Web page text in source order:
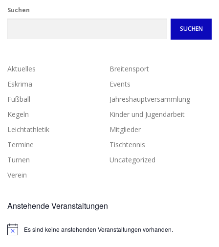
Suchen
SUCHEN
Aktuelles
Breitensport
Eskrima
Events
Fußball
Jahreshauptversammlung
Kegeln
Kinder und Jugendarbeit
Leichtathletik
Mitglieder
Termine
Tischtennis
Turnen
Uncategorized
Verein
Anstehende Veranstaltungen
Es sind keine anstehenden Veranstaltungen vorhanden.